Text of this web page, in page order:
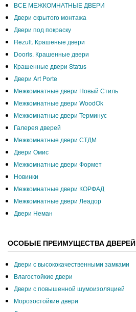
ВСЕ МЕЖКОМНАТНЫЕ ДВЕРИ
Двери скрытого монтажа
Двери под покраску
Rezult. Крашеные двери
Dooris. Крашенные двери
Крашенные двери Status
Двери Art Porte
Межкомнатные двери Новый Стиль
Межкомнатные двери WoodOk
Межкомнатные двери Терминус
Галерея дверей
Межкомнатные двери СТДМ
Двери Омис
Межкомнатные двери Формет
Новинки
Межкомнатные двери КОРФАД
Межкомнатные двери Леадор
Двери Неман
ОСОБЫЕ ПРЕИМУЩЕСТВА ДВЕРЕЙ
Двери с высококачественными замками
Влагостойкие двери
Двери с повышенной шумоизоляцией
Морозостойкие двери